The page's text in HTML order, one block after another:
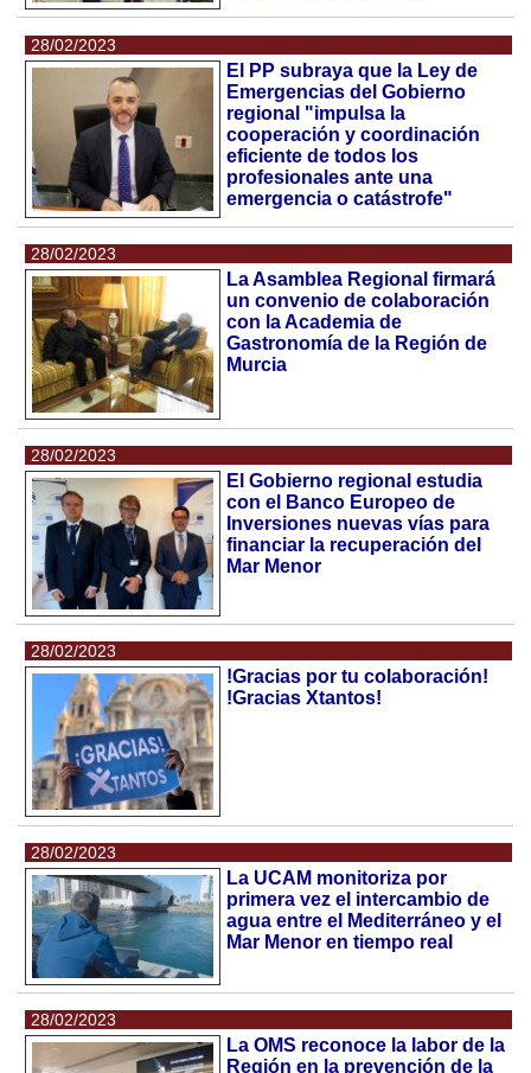
28/02/2023
El PP subraya que la Ley de
Emergencias del Gobierno
regional "impulsa la
cooperación y coordinación
eficiente de todos los
profesionales ante una
emergencia o catástrofe"
28/02/2023
La Asamblea Regional firmará
un convenio de colaboración
con la Academia de
Gastronomía de la Región de
Murcia
28/02/2023
El Gobierno regional estudia
con el Banco Europeo de
Inversiones nuevas vías para
financiar la recuperación del
Mar Menor
28/02/2023
!Gracias por tu colaboración!
!Gracias Xtantos!
28/02/2023
La UCAM monitoriza por
primera vez el intercambio de
agua entre el Mediterráneo y el
Mar Menor en tiempo real
28/02/2023
La OMS reconoce la labor de la
Región en la prevención de la